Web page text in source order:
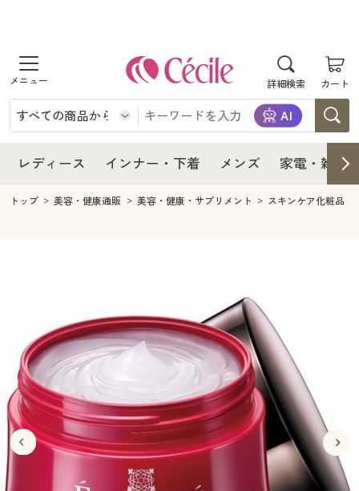
詳細検索 カート
商品を探す
レディース
レディースファッション
インナー・下着
インナー・下着通販すべて
ジュニア・ティーンズ下着
メンズ
メンズ下着
家電
キッチン・雑貨・日用品
寝具・インテリア・家具通販すべて
家具・収納
寝具・ベッド
カーテン・ラグ・ファブリック
美容・健康
美容・健康通販すべて
美容・健康・サプリメント
制服・スクール
制服・スクールすべて
制服・学生服
大きいサイズ
大きいサイズ通販すべて
バーゲン
レディース インナー・下着 メンズ 家電・雑貨
レディース
レディース通販すべて
レディースファッション
インナー・下着
インナー・下着通販すべて
メンズ
キッチン・雑貨・日用品
家具・収納
寝具・ベッド
カーテン・ラグ・ファブリック
美容・健康通販すべて
美容・健康・サプリメント
制服・スクール
制服・スクールすべて
制服・学生服
ジュニア・ティーンズ下着
大きいサイズ
大きいサイズ通販すべて
大きいサイズ レディース服
バーゲン
バーゲンセール
詳細検索
トップ 美容・健康通販 美容・健康・サプリメント スキンケア化粧品